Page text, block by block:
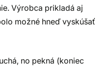
Výrobca prikladá aj
možné hneď vyskúšať
no pekná (koniec